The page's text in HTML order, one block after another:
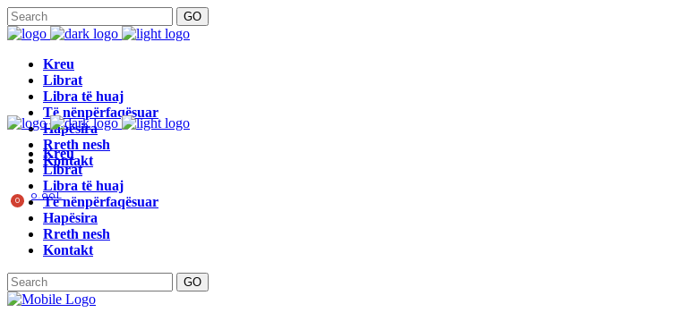
GO
Kreu
Librat
Libra të huaj
Të nënpërfaqësuar
Hapësira
Rreth nesh
Kontakt
0 0.00L
Kreu
Librat
Libra të huaj
Të nënpërfaqësuar
Hapësira
Rreth nesh
Kontakt
GO